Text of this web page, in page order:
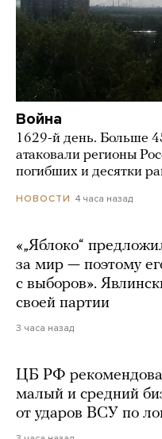
Война
1629-й день. Больше
атаковали регионы
погибших и десятки
НОВОСТИ 4 часа назад
«„Яблоко“
за мир — поэтому
с выборов».
своей партии
3 часа назад
ЦБ РФ
малый и средний
от ударов ВСУ по